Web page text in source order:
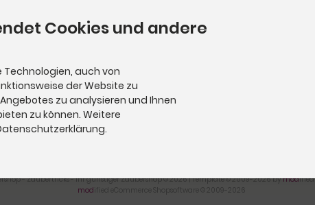
- Zaubertricks - Ihr günstiger Zaubershop © 2026 | Template © 2009-2026 bymodified
mod ified eCommerce Shopsoftware © 2009-2026
Cookies und andere
Technologien, auch von
der Website zu
zu analysieren und Ihnen
zu können. Weitere